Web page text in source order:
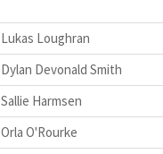
Lukas Loughran
Dylan Devonald Smith
Sallie Harmsen
Orla O'Rourke